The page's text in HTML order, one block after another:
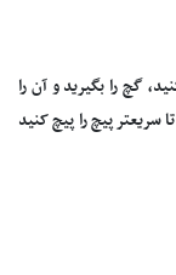
گچ را بگیرید و آن را
پیچ را پیچ کنید